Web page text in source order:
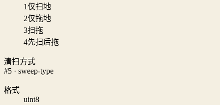
1仅扫地
2仅拖地
3扫拖
4先扫后拖
清扫方式
#5 · sweep-type
格式
uint8